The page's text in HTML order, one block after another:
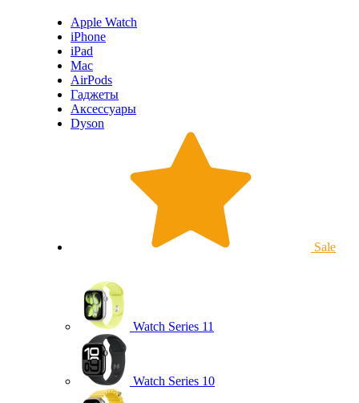
Apple Watch
iPhone
iPad
Mac
AirPods
Гаджеты
Аксессуары
Dyson
Sale
Watch Series 11
Watch Series 10